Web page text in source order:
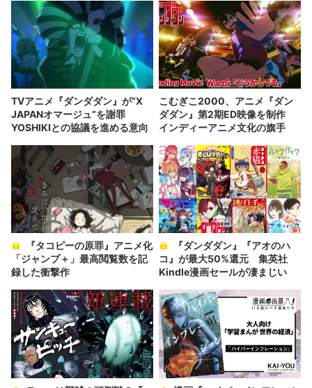
TVアニメ『ダンダダン』が“X
JAPANオマージュ”を謝罪
YOSHIKIとの協議を進める意向
こむぎこ2000、アニメ『ダン
ダダン』第2期ED映像を制作
インディーアニメ文化の旗手
「ジャンプ＋」最高閲覧数を記
録した衝撃作
コ』が最大50%還元 集英社
Kindle漫画セールが凄まじい